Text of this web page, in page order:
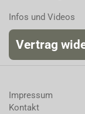
Infos und Videos
Vertrag
Impressum
Kontakt